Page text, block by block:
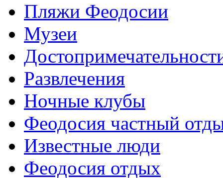
Пляжи Феодосии
Музеи
Развлечения
Ночные клубы
Феодосия частный
Известные люди
Феодосия отдых